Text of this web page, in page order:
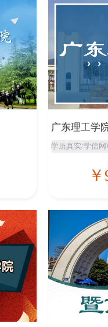
广东理工学
学历真实/学信网